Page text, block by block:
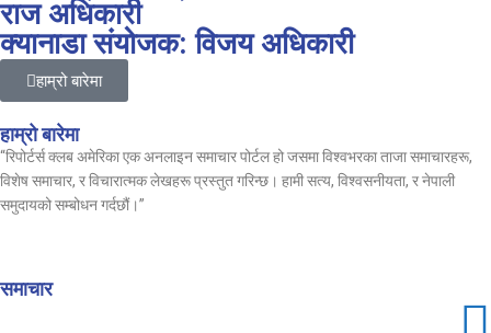
राज अधिकारी
क्यानाडा संयोजक: विजय अधिकारी
हाम्रो बारेमा
हाम्रो बारेमा
“रिपोर्टर्स क्लब अमेरिका एक अनलाइन समाचार पोर्टल हो जसमा विश्वभरका ताजा समाचारहरू,
विशेष समाचार, र विचारात्मक लेखहरू प्रस्तुत गरिन्छ। हामी सत्य, विश्वसनीयता, र नेपाली
समुदायको सम्बोधन गर्दछौं।”
समाचार